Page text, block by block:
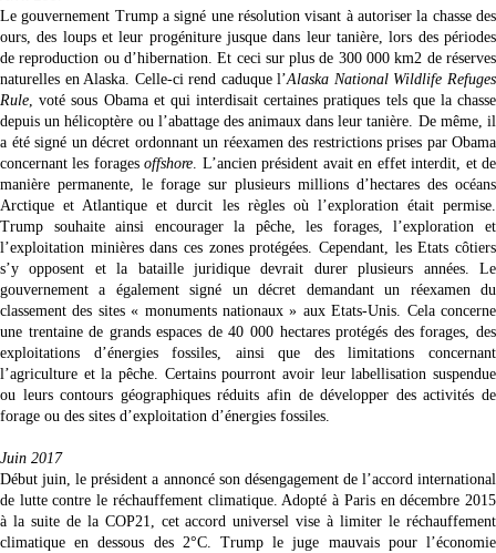
Le gouvernement Trump a signé une résolution visant à autoriser la chasse des
ours, des loups et leur progéniture jusque dans leur tanière, lors des périodes
de reproduction ou d’hibernation. Et ceci sur plus de 300 000 km2 de réserves
naturelles en Alaska. Celle-ci rend caduque l’Alaska National Wildlife Refuges
Rule, voté sous Obama et qui interdisait certaines pratiques tels que la chasse
depuis un hélicoptère ou l’abattage des animaux dans leur tanière. De même, il
a été signé un décret ordonnant un réexamen des restrictions prises par Obama
concernant les foragesoffshore. L’ancien président avait en effet interdit, et de
manière permanente, le forage sur plusieurs millions d’hectares des océans
Arctique et Atlantique et durcit les règles où l’exploration était permise.
Trump souhaite ainsi encourager la pêche, les forages, l’exploration et
l’exploitation minières dans ces zones protégées. Cependant, les Etats côtiers
s’y opposent et la bataille juridique devrait durer plusieurs années. Le
gouvernement a également signé un décret demandant un réexamen du
classement des sites « monuments nationaux » aux Etats-Unis. Cela concerne
une trentaine de grands espaces de 40 000 hectares protégés des forages, des
exploitations d’énergies fossiles, ainsi que des limitations concernant
l’agriculture et la pêche. Certains pourront avoir leur labellisation suspendue
ou leurs contours géographiques réduits afin de développer des activités de
forage ou des sites d’exploitation d’énergies fossiles.
Juin 2017
Début juin, le président a annoncé son désengagement de l’accord international
de lutte contre le réchauffement climatique. Adopté à Paris en décembre 2015
à la suite de la COP21, cet accord universel vise à limiter le réchauffement
climatique en dessous des 2°C. Trump le juge mauvais pour l’économie